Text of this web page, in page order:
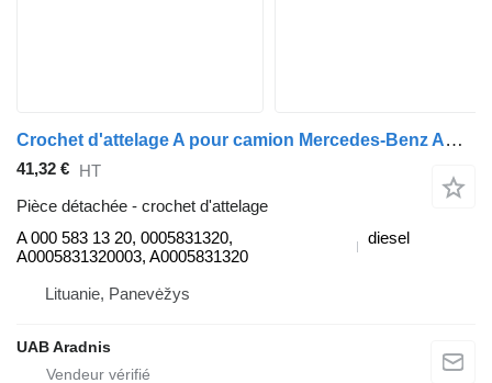
Crochet d'attelage A pour camion Mercedes-Benz ACTROS 1845 L
41,32 € HT
Pièce détachée - crochet d'attelage
A 000 583 13 20, 0005831320,
A0005831320003, A0005831320
diesel
Lituanie, Panevėžys
UAB Aradnis